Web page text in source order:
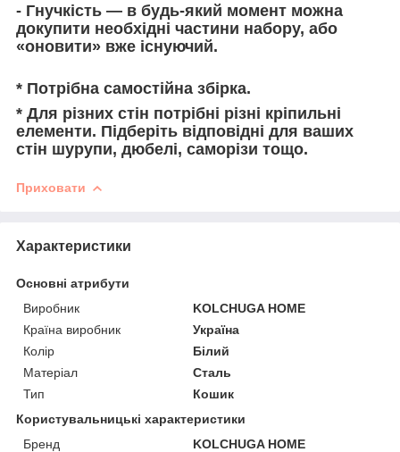
- Гнучкість — в будь-який момент можна
докупити необхідні частини набору, або
«оновити» вже існуючий.
* Потрібна самостійна збірка.
* Для різних стін потрібні різні кріпильні
елементи. Підберіть відповідні для ваших
стін шурупи, дюбелі, саморізи тощо.
Приховати
Характеристики
Основні атрибути
Виробник
KOLCHUGA HOME
Країна виробник
Україна
Колір
Білий
Матеріал
Сталь
Тип
Кошик
Користувальницькі характеристики
Бренд
KOLCHUGA HOME